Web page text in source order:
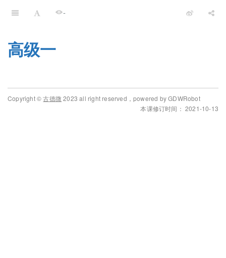
-
高级一
Copyright ©古德微 2023 all right reserved，powered by GDWRobot
本课修订时间： 2021-10-13